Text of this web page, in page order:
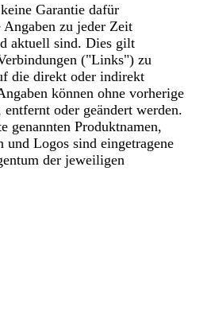
Garantie dafür
Angaben zu jeder Zeit
aktuell sind. Dies gilt
("Links") zu
die direkt oder indirekt
können ohne vorherige
oder geändert werden.
genannten Produktnamen,
und Logos sind eingetragene
der jeweiligen